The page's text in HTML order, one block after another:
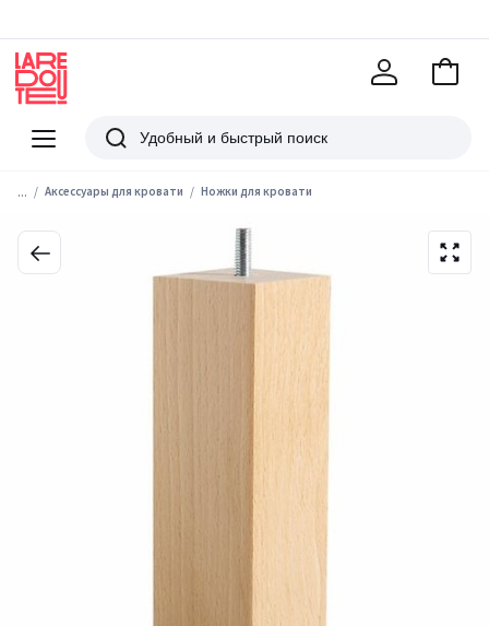
Меню
Redoute
Поиск
В
... Аксессуары для кровати Ножки для кровати